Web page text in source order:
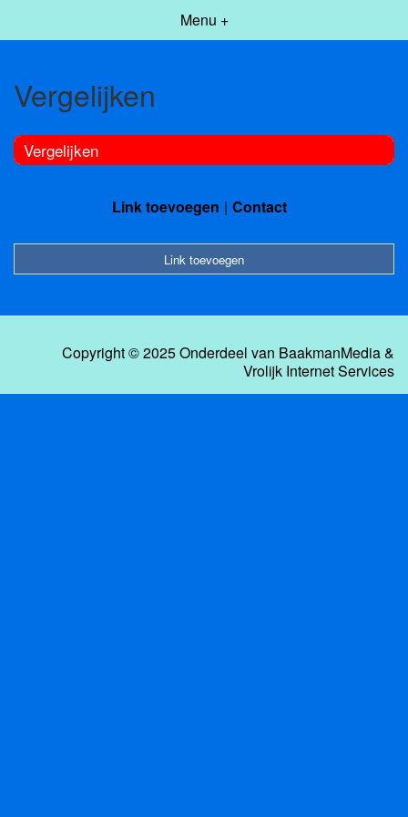
Menu +
Vergelijken
Vergelijken
Link toevoegen Contact
Link toevoegen
Copyright © 2025 Onderdeel van BaakmanMedia&
Vrolijk Internet Services